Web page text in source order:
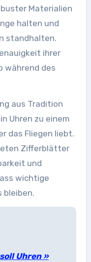
Materialien
halten und
standhalten.
ihrer
während des
aus Tradition
Uhren zu einem
das Fliegen liebt.
Zifferblätter
und
wichtige
bleiben.
Uhren »